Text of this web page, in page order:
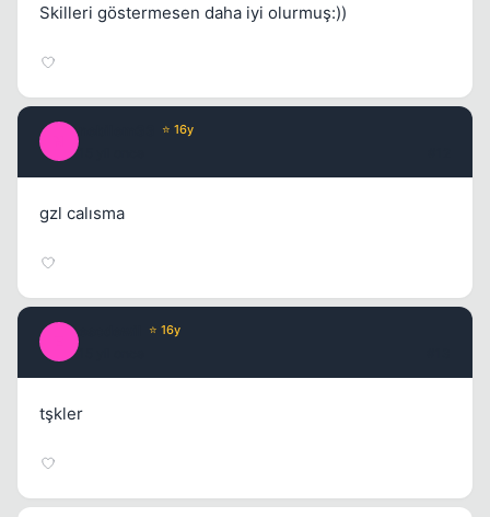
Skilleri göstermesen daha iyi olurmuş:))
⭐ 16y
gzl calısma
⭐ 16y
tşkler